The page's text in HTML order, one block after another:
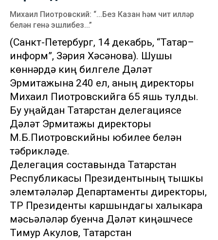
Михаил Пиотровский: “...Без Казан һәм чит илләр
белән генә эшлибез...”
(Санкт-Петербург, 14 декабрь, “Татар–
информ”, Зәрия Хәсәнова). Шушы
көннәрдә киң билгеле Дәүләт
Эрмитажына 240 ел, аның директоры
Михаил Пиотровскийга 65 яшь тулды.
Бу уңайдан Татарстан делегациясе
Дәүләт Эрмитажы директоры
М.Б.Пиотровскийны юбилее белән
тәбрикләде.
Делегация составында Татарстан
Республикасы Президентының тышкы
элемтәләләр Департаменты директоры,
ТР Президенты каршындагы халыкара
мәсьәләләр буенча Дәүләт киңәшчесе
Тимур Акулов, Татарстан